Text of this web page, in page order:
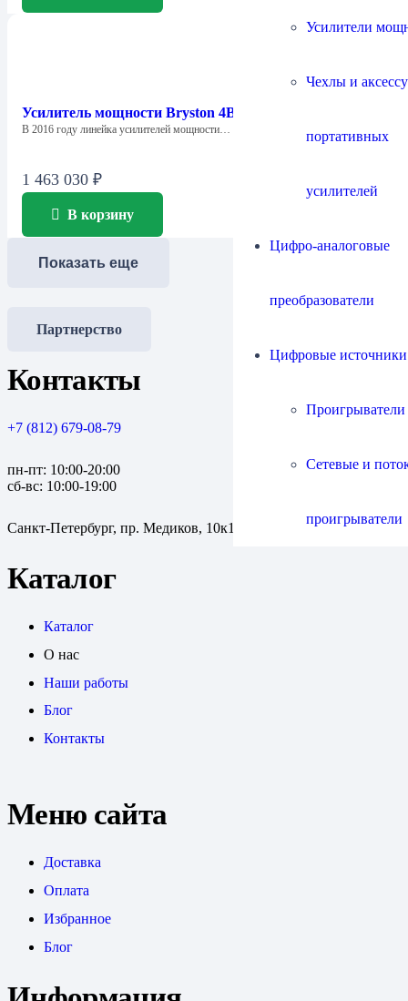
Усилители
Чехлы и
портативных
усилителей
Цифро-аналоговые
преобразователи
Цифровые источники
Сетевые и
проигрыватели
Усилитель мощности Bryston 4B-3
В 2016 году линейка усилителей мощности…
1 463 030 ₽
В корзину
Показать еще
Партнерство
Контакты
+7 (812) 679-08-79
пн-пт: 10:00-20:00
сб-вс: 10:00-19:00
Санкт-Петербург, пр. Медиков, 10к1
Каталог
Каталог
О нас
Наши работы
Блог
Контакты
Меню сайта
Доставка
Оплата
Избранное
Блог